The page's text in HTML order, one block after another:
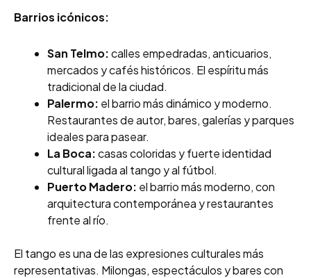
Barrios icónicos:
San Telmo:calles empedradas, anticuarios,
mercados y cafés históricos. El espíritu más
tradicional de la ciudad.
Palermo: el barrio más dinámico y moderno.
Restaurantes de autor, bares, galerías y parques
ideales para pasear.
La Boca:casas coloridas y fuerte identidad
cultural ligada al tango y al fútbol.
Puerto Madero: el barrio más moderno, con
arquitectura contemporánea y restaurantes
frente al río.
El tango es una de las expresiones culturales más
representativas. Milongas, espectáculos y bares con